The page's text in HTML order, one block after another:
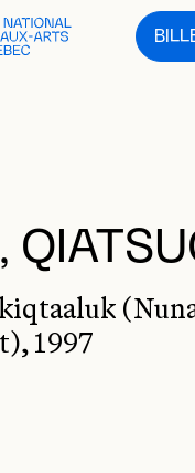
principal
page
1997